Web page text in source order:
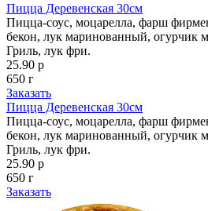
Пицца Деревенская 30см
Пицца-соус, моцарелла, фарш
бекон, лук маринованный, огурчик
Гриль, лук фри.
25.90 р
650 г
Заказать
Пицца Деревенская 30см
Пицца-соус, моцарелла, фарш
бекон, лук маринованный, огурчик
Гриль, лук фри.
25.90 р
650 г
Заказать